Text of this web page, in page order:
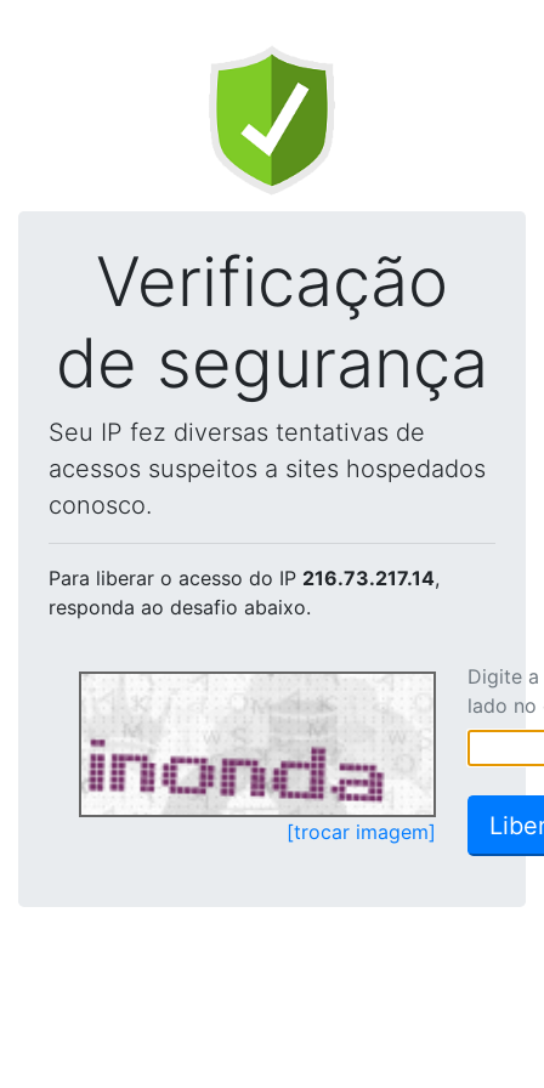
Verificação
de segurança
Seu IP fez diversas tentativas de
acessos suspeitos a sites hospedados
conosco.
Para liberar o acesso do IP 216.73.217.14,
responda ao desafio abaixo.
[trocar imagem]
Digite
lado no